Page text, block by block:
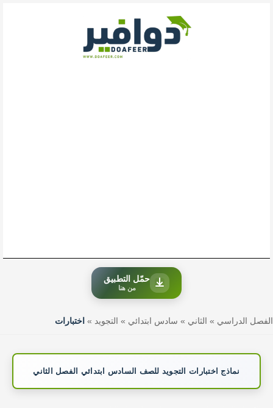
حمّل التطبيق
من هنا
الفصل الدراسي » الثاني » سادس ابتدائي » التجويد » اختبارات
نماذج اختبارات التجويد للصف السادس ابتدائي الفصل الثاني